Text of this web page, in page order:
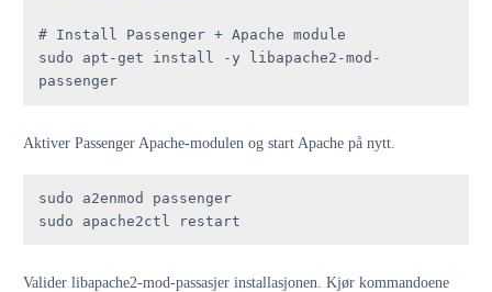
# Install Passenger + Apache module
sudo apt-get install -y libapache2-mod-
passenger
Aktiver Passenger Apache-modulen og start Apache på nytt.
sudo a2enmod passenger
sudo apache2ctl restart
Valider libapache2-mod-passasjer installasjonen. Kjør kommandoene